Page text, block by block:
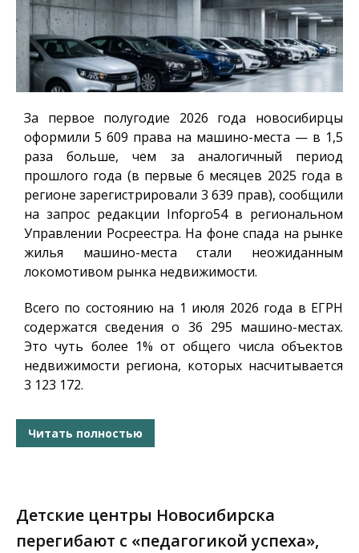
За первое полугодие 2026 года новосибирцы
оформили 5 609 права на машино-места — в 1,5
раза больше, чем за аналогичный период
прошлого года (в первые 6 месяцев 2025 года в
регионе зарегистрировали 3 639 прав), сообщили
на запрос редакции Infopro54в региональном
Управлении Росреестра. На фоне спада на рынке
жилья машино-места стали неожиданным
локомотивом рынка недвижимости.
Всего по состоянию на 1 июля 2026 года в ЕГРН
содержатся сведения о 36 295 машино-местах.
Это чуть более 1% от общего числа объектов
недвижимости региона, которых насчитывается
3 123 172.
Читать полностью
Детские центры Новосибирска
перегибают с «педагогикой успеха»,